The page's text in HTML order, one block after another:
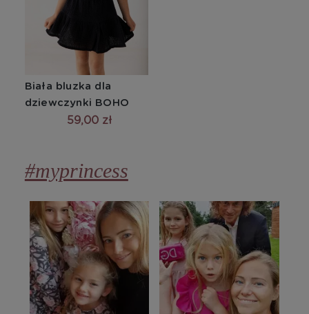
Biała bluzka dla
dziewczynki BOHO
59,00 zł
#myprincess